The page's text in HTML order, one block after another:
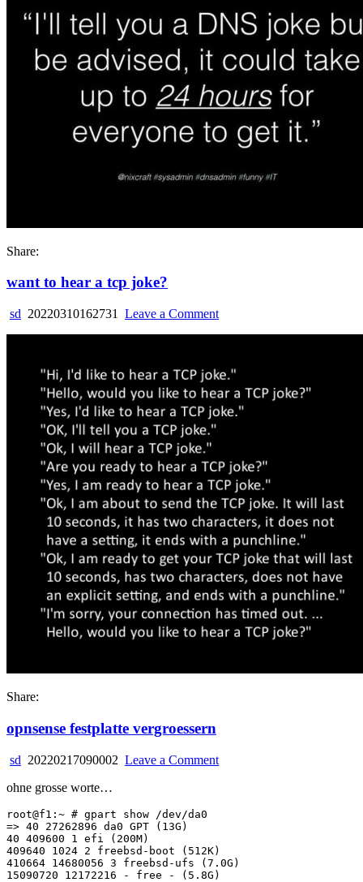
Share:
want to hear a tcp joke?
sd 20220310162731 Leave a Commenton
a
joke?
Share:
opnsense festplatte vergroessern
sd 20220217090002 Leave a Commenton
ohne grosse worte…
root@f1:~ # gpart show /dev/da0
=> 40 27262896 da0 GPT (13G)
40 409600 1 efi (200M)
409640 1024 2 freebsd-boot (512K)
410664 14680056 3 freebsd-ufs (7.0G)
15090720 12172216 - free - (5.8G)